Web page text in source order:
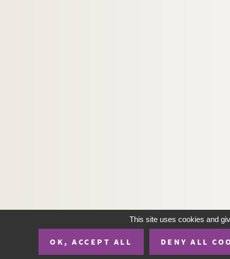
This site uses cookies and
OK, ACCEPT ALL DENY ALL